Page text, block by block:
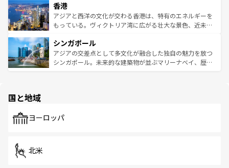
とつ。フォーやバインミー、ベトナムコーヒーなどは、ぜ
ひ現地で味わいたい。どの地域を訪れてもあたたかい人々
が旅行者を迎えてくれるので、きっと忘れられない旅にな
参照してほしい。
の活気が交差している。北部ではチェンマイなどの山岳地
帯で自然と触れ合い、南部ではプーケットやクラビの美し
いビーチでリゾート気分を楽しむことができる。タイ料理
激する。気候は一年中温暖で、どの季節にも異なる楽しみ
が待っている。親しみやすいタイの人々、仏教を中心とし
た文化、そして多様な観光資源が、訪れる旅人を魅了し続
香港
アジアと西洋の文化が交わる香港は、特有のエネルギーを
もっている。ヴィクトリア湾に広がる壮大な景色、近未来
み、どこを訪れても感動するはず。観光スポットが密集し
ており、効率よく見どころを回れるのも魅力。息をのむよ
うな絶景から文化的な体験まで、香港を存分に楽しみ尽く
シンガポール
アジアの交差点として多文化が融合した独自の魅力を放つ
シンガポール。未来的な建築物が並ぶマリーナベイ、歴史
で、ホーカーズは地元の風情を楽しめる外せないスポット
国と地域
ヨーロッパ
北米